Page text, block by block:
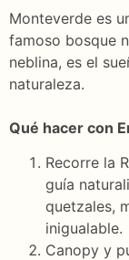
Monteverde es
famoso bosque
neblina, es el
naturaleza.
Qué hacer con
Recorre la
guía
quetzales,
inigualable.
Canopy y